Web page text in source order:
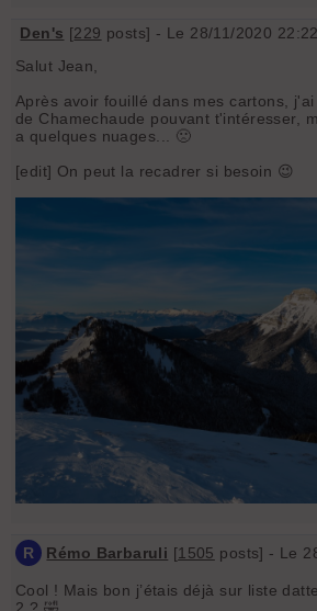
Den's [229 posts] - Le 28/11/2020 22:22
Salut Jean,
Après avoir fouillé dans mes cartons,
de Chamechaude pouvant t'intéresser,
a quelques nuages... 🙁
[edit] On peut la recadrer si besoin 😉
R Rémo Barbaruli [1505 posts] - Le
Cool ! Mais bon j’étais déjà sur liste